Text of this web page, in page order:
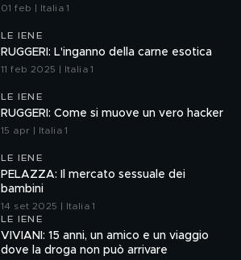
01 feb | Italia 1
LE IENE
RUGGERI: L'inganno della carne esotica
11 feb 2025 | Italia 1
LE IENE
RUGGERI: Come si muove un vero hacker
15 apr | Italia 1
LE IENE
PELAZZA: Il mercato sessuale dei
bambini
14 set 2025 | Italia 1
LE IENE
VIVIANI: 15 anni, un amico e un viaggio
dove la droga non può arrivare